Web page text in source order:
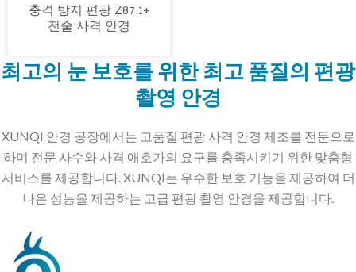
충격 방지 편광 Z87.1+
전술 사격 안경
최고의 눈 보호를 위한 최고 품질의 편광
촬영 안경
XUNQI 안경 공장에서는 고품질 편광 사격 안경 제조를 전문으로
하며 전문 사수와 사격 애호가의 요구를 충족시키기 위한 맞춤형
서비스를 제공합니다. XUNQI는 우수한 보호 기능을 제공하여 더
나은 성능을 제공하는 고급 편광 촬영 안경을 제공합니다.